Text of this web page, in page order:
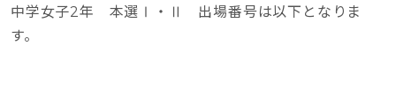
中学女子2年 本選Ⅰ・Ⅱ 出場番号は以下となりま
す。